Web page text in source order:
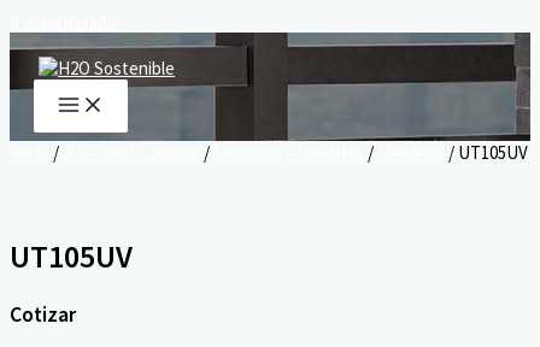
/ / / / UT105UV
UT105UV
Cotizar